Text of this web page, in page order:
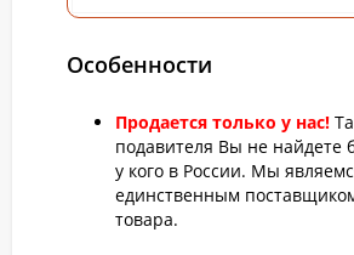
Особенности
Продается только у нас!
подавителя Вы не найдете
у кого в России. Мы
единственным
товара.